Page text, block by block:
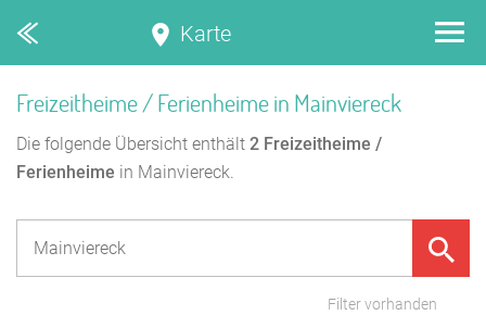
Karte
Freizeitheime / Ferienheime in Mainviereck
Die folgende Übersicht enthält 2 Freizeitheime /
Ferienheime in Mainviereck.
Filter vorhanden